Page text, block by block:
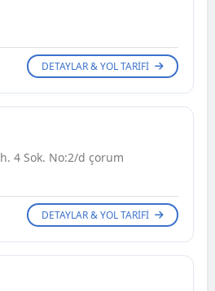
DETAYLAR & YOL TARIFI
4 Sok. No:2/d çorum
DETAYLAR & YOL TARIFI